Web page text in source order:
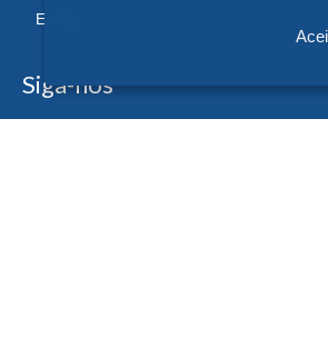
Enviar
Siga-nos